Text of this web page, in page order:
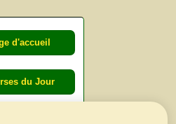
d'accueil
du Jour